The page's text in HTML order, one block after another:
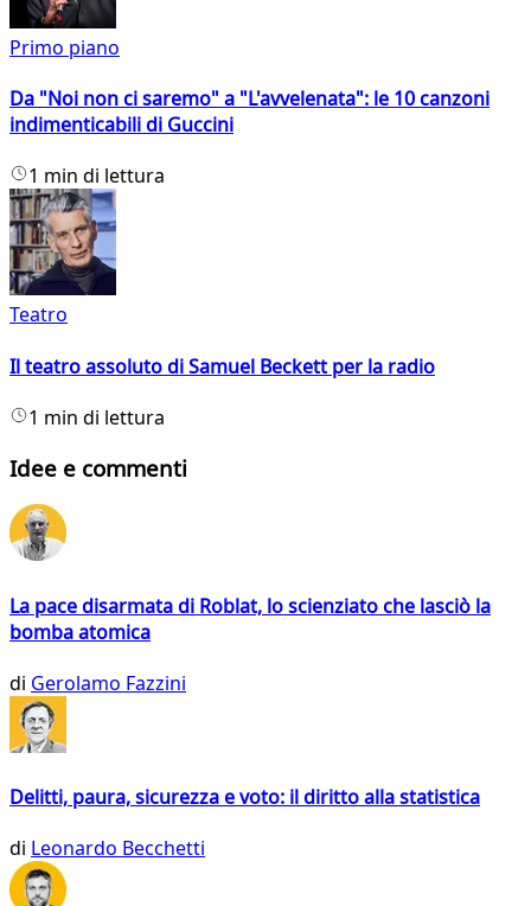
Primo piano
Da "Noi non ci saremo" a "L'avvelenata": le 10 canzoni
indimenticabili di Guccini
1 min di lettura
Teatro
Il teatro assoluto di Samuel Beckett per la radio
1 min di lettura
Idee e commenti
La pace disarmata di Roblat, lo scienziato che lasciò la
bomba atomica
di Gerolamo Fazzini
Delitti, paura, sicurezza e voto: il diritto alla statistica
di Leonardo Becchetti